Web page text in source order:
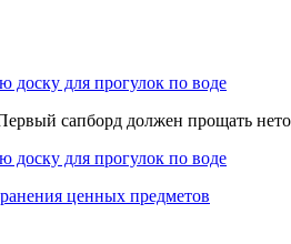
доску для прогулок по воде
сапборд должен прощать
доску для прогулок по воде
ценных предметов